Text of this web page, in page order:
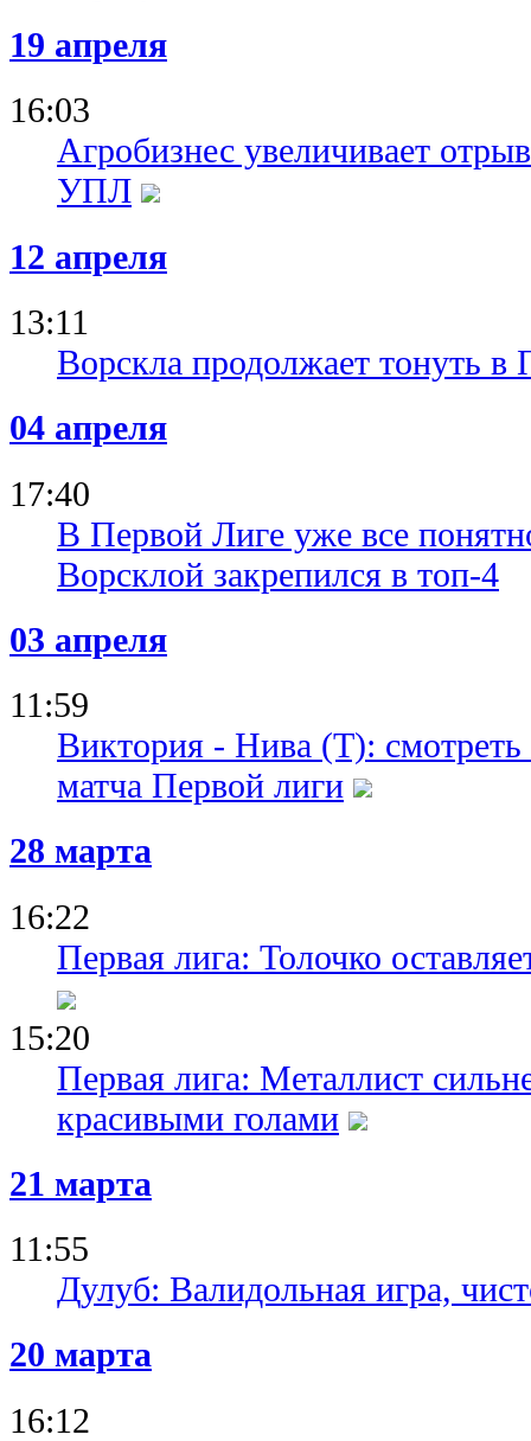
19 апреля
16:03
Агробизнес увеличивает
УПЛ
12 апреля
13:11
Ворскла продолжает тонуть в
04 апреля
17:40
В Первой Лиге уже все
Ворсклой закрепился в топ-4
03 апреля
11:59
Виктория - Нива (Т):
матча Первой лиги
28 марта
16:22
Первая лига: Толочко
15:20
Первая лига: Металлист
красивыми голами
21 марта
11:55
Дулуб: Валидольная игра,
20 марта
16:12